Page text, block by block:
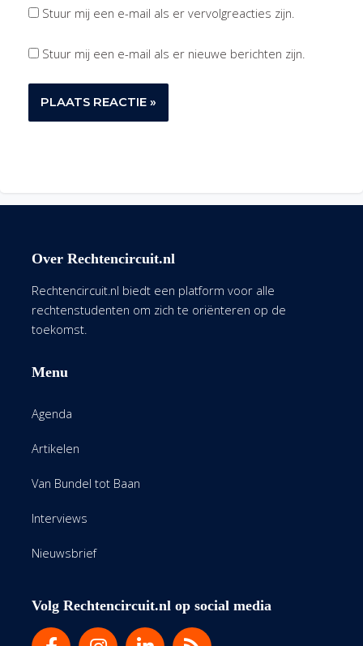
Stuur mij een e-mail als er vervolgreacties zijn.
Stuur mij een e-mail als er nieuwe berichten zijn.
Over Rechtencircuit.nl
Rechtencircuit.nl biedt een platform voor alle
rechtenstudenten om zich te oriënteren op de
toekomst.
Menu
Agenda
Artikelen
Van Bundel tot Baan
Interviews
Nieuwsbrief
Volg Rechtencircuit.nl op social media